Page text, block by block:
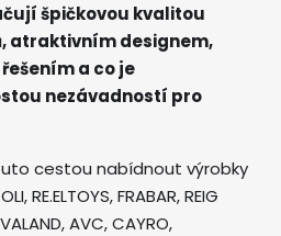
špičkovou kvalitou
atraktivním designem,
a co je
nezávadností pro
cestou nabídnout výrobky
RE.ELTOYS, FRABAR, REIG
AVC, CAYRO,